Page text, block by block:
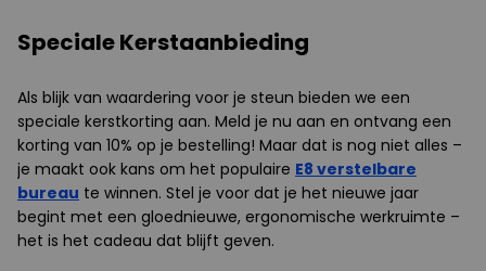
Speciale Kerstaanbieding
Als blijk van waardering voor je steun bieden we een
speciale kerstkorting aan. Meld je nu aan en ontvang een
korting van 10% op je bestelling! Maar dat is nog niet alles –
je maakt ook kans om het populaire E8 verstelbare
bureau te winnen. Stel je voor dat je het nieuwe jaar
begint met een gloednieuwe, ergonomische werkruimte –
het is het cadeau dat blijft geven.